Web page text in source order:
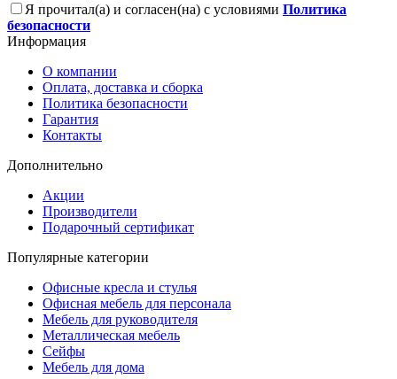
Я прочитал(а) и согласен(на) с условиями Политика
безопасности
Информация
О компании
Оплата, доставка и сборка
Политика безопасности
Гарантия
Контакты
Дополнительно
Акции
Производители
Подарочный сертификат
Популярные категории
Офисные кресла и стулья
Офисная мебель для персонала
Мебель для руководителя
Металлическая мебель
Сейфы
Мебель для дома